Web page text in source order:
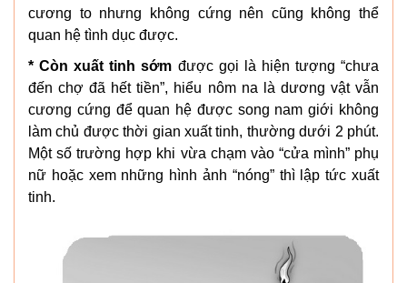
cương to nhưng không cứng nên cũng không thể
quan hệ tình dục được.
* Còn xuất tinh sớm được gọi là hiện tượng “chưa
đến chợ đã hết tiền”, hiểu nôm na là dương vật vẫn
cương cứng để quan hệ được song nam giới không
làm chủ được thời gian xuất tinh, thường dưới 2 phút.
Một số trường hợp khi vừa chạm vào “cửa mình” phụ
nữ hoặc xem những hình ảnh “nóng” thì lập tức xuất
tinh.